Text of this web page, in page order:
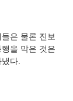
은 물론 진보
을 막은 것은